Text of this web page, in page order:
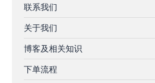
联系我们
关于我们
博客及相关知识
下单流程